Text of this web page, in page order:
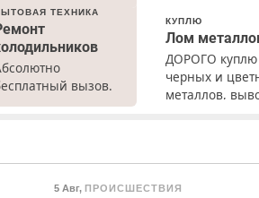
ТЕХНИКА
вызов.
выходных.
КУПЛЮ
Лом
ДОРОГО
черных и
металлов,
5 Авг, ПРОИСШЕСТВИЯ